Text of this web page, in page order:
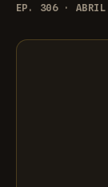
EP. 306 · ABRIL